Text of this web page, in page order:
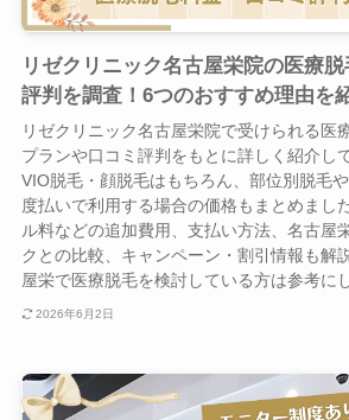
リゼクリニック名古屋栄院の医療
評判を調査！6つのおすすめ理由を
リゼクリニック名古屋栄院で受けられる医
プランや口コミ評判をもとに詳しく紹介し
VIO脱毛・顔脱毛はもちろん、部位別脱毛
度払いで利用する場合の価格もまとめまし
ル料などの追加費用、支払い方法、名古屋
クとの比較、キャンペーン・割引情報も解
屋栄で医療脱毛を検討している方は参考に
2026年6月2日